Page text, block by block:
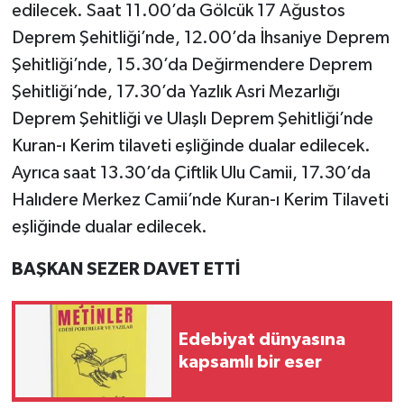
edilecek. Saat 11.00’da Gölcük 17 Ağustos
Deprem Şehitliği’nde, 12.00’da İhsaniye Deprem
Şehitliği’nde, 15.30’da Değirmendere Deprem
Şehitliği’nde, 17.30’da Yazlık Asri Mezarlığı
Deprem Şehitliği ve Ulaşlı Deprem Şehitliği’nde
Kuran-ı Kerim tilaveti eşliğinde dualar edilecek.
Ayrıca saat 13.30’da Çiftlik Ulu Camii, 17.30’da
Halıdere Merkez Camii’nde Kuran-ı Kerim Tilaveti
eşliğinde dualar edilecek.
BAŞKAN SEZER DAVET ETTİ
Edebiyat dünyasına
kapsamlı bir eser